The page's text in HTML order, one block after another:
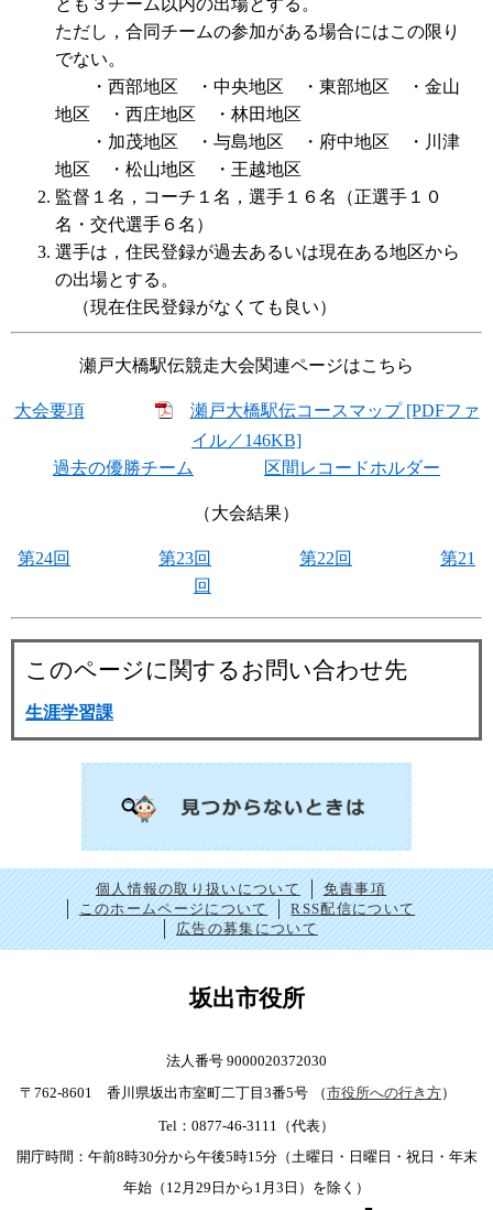
とも３チーム以内の出場とする。
ただし，合同チームの参加がある場合にはこの限り
でない。
・西部地区 ・中央地区 ・東部地区 ・金山
地区 ・西庄地区 ・林田地区
・加茂地区 ・与島地区 ・府中地区 ・川津
地区 ・松山地区 ・王越地区
監督１名，コーチ１名，選手１６名（正選手１０
名・交代選手６名）
選手は，住民登録が過去あるいは現在ある地区から
の出場とする。
（現在住民登録がなくても良い）
瀬戸大橋駅伝競走大会関連ページはこちら
大会要項
瀬戸大橋駅伝コースマップ [PDFファ
イル／146KB]
過去の優勝チーム
区間レコードホルダー
（大会結果）
第24回 第23回 第22回
第21
回
このページに関するお問い合わせ先
生涯学習課
個人情報の取り扱いについて
免責事項
このホームページについて
RSS配信について
広告の募集について
坂出市役所
法人番号 9000020372030
〒762-8601 香川県坂出市室町二丁目3番5号
（市役所への行き方）
Tel：0877-46-3111（代表）
開庁時間：午前8時30分から午後5時15分（土曜日・日曜日・祝日・年末
年始（12月29日から1月3日）を除く）